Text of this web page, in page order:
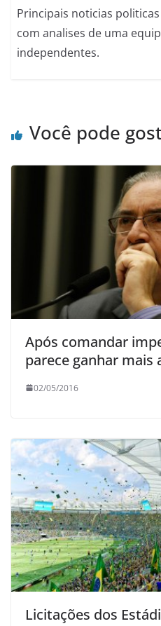
Principais noticias
com analises de uma
independentes.
Você pode
Após comandar
parece ganhar mais
02/05/2016
Licitações dos